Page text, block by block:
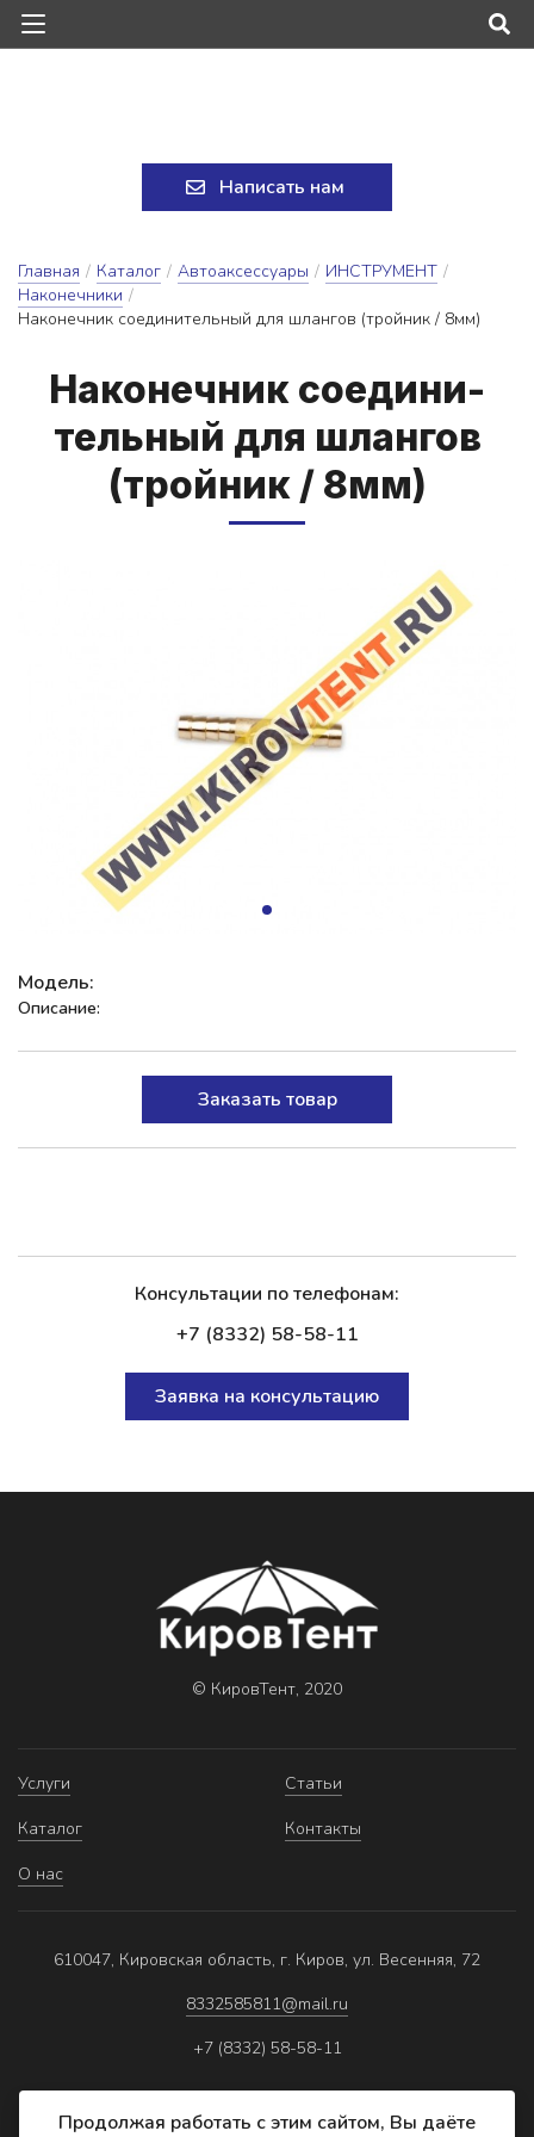
Написать нам
Главная / Каталог / Автоаксессуары / ИНСТРУМЕНТ /
Наконечники /
Наконечник соединительный для шлангов (тройник / 8мм)
На­ко­неч­ник со­е­ди­ни­
тель­ный для шлан­гов
(трой­ник / 8мм)
Модель:
Описание:
Заказать товар
Консультации по телефонам:
+7 (8332) 58-58-11
Заявка на консультацию
© КировТент, 2020
Услуги
Каталог
О нас
Статьи
Контакты
610047, Кировская область, г. Киров, ул. Весенняя, 72
8332585811@mail.ru
+7 (8332) 58-58-11
Продолжая работать с этим сайтом, Вы даёте